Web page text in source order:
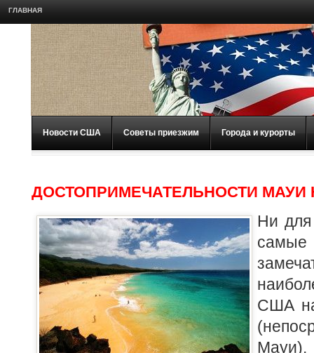
ГЛАВНАЯ
Новости США Советы приезжим Города и курорты
ДОСТОПРИМЕЧАТЕЛЬНОСТИ МАУИ
Ни для
США